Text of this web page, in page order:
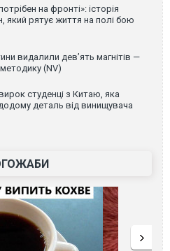
на фронті»: історія
який рятує життя на полі бою
видалили дев’ять магнітів —
(NV)
студенці з Китаю, яка
деталь від винищувача